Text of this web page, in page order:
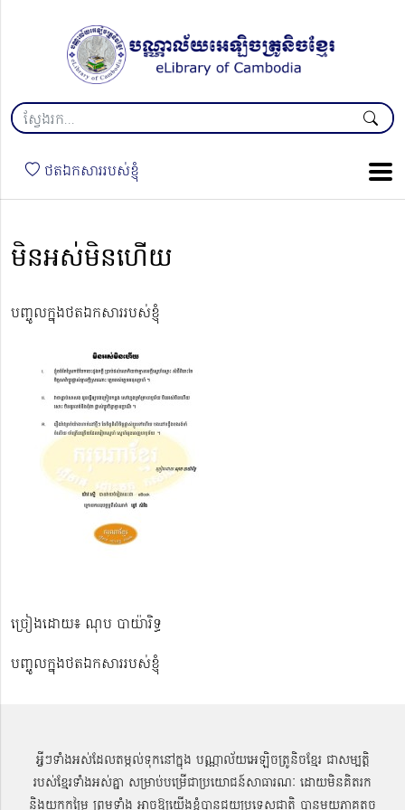
ថតឯកសាររបស់ខ្ញុំ
មិនអស់មិនហើយ
បញ្ចូលក្នុងថតឯកសាររបស់ខ្ញុំ
ច្រៀងដោយ៖ ណុប បាយ៉ារិទ្ធ
បញ្ចូលក្នុងថតឯកសាររបស់ខ្ញុំ
អ្វីៗទាំងអស់ដែលតម្កល់ទុកនៅក្នុង បណ្ណាល័យអេឡិចត្រូនិចខ្មែរ ជាសម្បតិ្ត
របស់ខ្មែរទាំងអស់គ្នា សម្រាប់បម្រើជាប្រយោជន៍សាធារណៈ ដោយមិនគិតរក